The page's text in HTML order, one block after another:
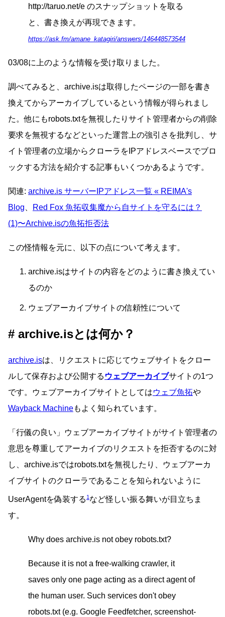
http://taruo.net/e のスナップショットを取る
と、書き換えが再現できます。
https://ask.fm/amane_katagiri/answers/146448573544
03/08に上のような情報を受け取りました。
調べてみると、archive.isは取得したページの一部を書き
換えてからアーカイブしているという情報が得られまし
た。他にもrobots.txtを無視したりサイト管理者からの削除
要求を無視するなどといった運営上の強引さを批判し、サ
イト管理者の立場からクローラをIPアドレスベースでブロ
ックする方法を紹介する記事もいくつかあるようです。
関連: archive.is サーバーIPアドレス一覧 « REIMA's
Blog
Red Fox 魚拓収集魔から自サイトを守るには？
(1)〜Archive.isの魚拓拒否法
この怪情報を元に、以下の点について考えます。
archive.isはサイトの内容をどのように書き換えてい
るのか
ウェブアーカイブサイトの信頼性について
archive.isとは何か？
archive.isは、リクエストに応じてウェブサイトをクロー
ルして保存および公開する ウェブアーカイブサイトの1つ
です。ウェブアーカイブサイトとしてはウェブ魚拓や
Wayback Machineもよく知られています。
「行儀の良い」ウェブアーカイブサイトがサイト管理者の
意思を尊重してアーカイブのリクエストを拒否するのに対
し、archive.isではrobots.txtを無視したり、ウェブアーカ
イブサイトのクローラであることを知られないように
UserAgentを偽装する 1 など怪しい振る舞いが目立ちま
す。
Why does archive.is not obey robots.txt?
Because it is not a free-walking crawler, it
saves only one page acting as a direct agent of
the human user. Such services don't obey
robots.txt (e.g. Google Feedfetcher, screenshot-